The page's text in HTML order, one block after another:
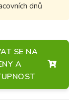
dnů
SE NA
A